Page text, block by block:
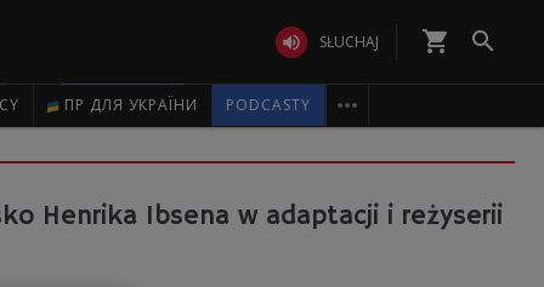
 SŁUCHAJ shopping_cart 
ПР ДЛЯ УКРАЇНИ PODCASTY 
Henrika Ibsena w adaptacji i reżyserii